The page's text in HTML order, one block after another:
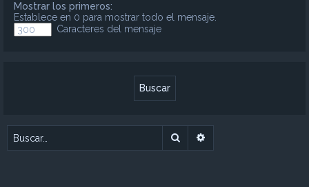
Mostrar los primeros:
Establece en 0 para mostrar todo el mensaje.
Caracteres del mensaje
Buscar